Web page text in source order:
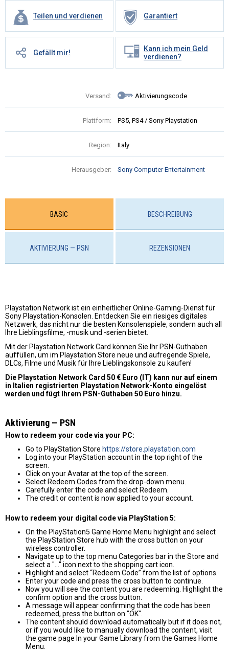
Teilen und verdienen Garantiert
Gefällt mir!
Kann ich mein Geld
verdienen?
Versand: Aktivierungscode
Plattform: PS5, PS4 / Sony Playstation
Region: Italy
Herausgeber: Sony Computer Entertainment
BASIC BESCHREIBUNG
AKTIVIERUNG — PSN REZENSIONEN
Playstation Network ist ein einheitlicher Online-Gaming-Dienst für
Sony Playstation-Konsolen. Entdecken Sie ein riesiges digitales
Netzwerk, das nicht nur die besten Konsolenspiele, sondern auch all
Ihre Lieblingsfilme, -musik und -serien bietet.
Mit der Playstation Network Card können Sie Ihr PSN-Guthaben
auffüllen, um im Playstation Store neue und aufregende Spiele,
DLCs, Filme und Musik für Ihre Lieblingskonsole zu kaufen!
Die Playstation Network Card 50 € Euro (IT) kann nur auf einem
in Italien registrierten Playstation Network-Konto eingelöst
werden und fügt Ihrem PSN-Guthaben 50 Euro hinzu.
Aktivierung — PSN
How to redeem your code via your PC:
Go to PlayStation Store https://store.playstation.com
Log into your PlayStation account in the top right of the
screen.
Click on your Avatar at the top of the screen.
Select Redeem Codes from the drop-down menu.
Carefully enter the code and select Redeem.
The credit or content is now applied to your account.
How to redeem your digital code via PlayStation 5:
On the PlayStation5 Game Home Menu highlight and select
the PlayStation Store hub with the cross button on your
wireless controller.
Navigate up to the top menu Categories bar in the Store and
select a "..." icon next to the shopping cart icon.
Highlight and select “Redeem Code” from the list of options.
Enter your code and press the cross button to continue.
Now you will see the content you are redeeming. Highlight the
confirm option and the cross button.
A message will appear confirming that the code has been
redeemed, press the button on "OK".
The content should download automatically but if it does not,
or if you would like to manually download the content, visit
the game page In your Game Library from the Games Home
Menu.